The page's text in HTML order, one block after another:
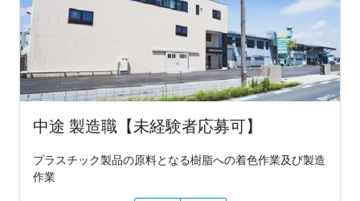
中途 製造職【未経験者応募可】
プラスチック製品の原料となる樹脂への着色作業及び製造
作業